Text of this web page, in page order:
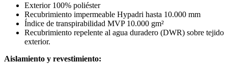
Exterior 100% poliéster
Recubrimiento impermeable Hypadri hasta 10.000 mm
Índice de transpirabilidad MVP 10.000 gm²
Recubrimiento repelente al agua duradero (DWR) sobre tejido
exterior.
Aislamiento y revestimiento: